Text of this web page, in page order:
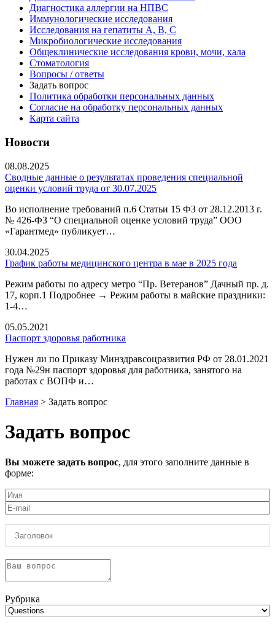
Диагностика аллергии на НПВС
Иммунологические исследования
Исследования на гепатиты А, В, С
Микробиологические исследования
Общеклинические исследования крови, мочи, кала
Стоматология
Вопросы / ответы
Задать вопрос
Политика обработки персональных данных
Согласие на обработку персональных данных
Карта сайта
Новости
08.08.2025
Сводные данные о результатах проведения специальной
оценки условий труда от 30.07.2025
Во исполнение требований п.6 Статьи 15 ФЗ от 28.12.2013 г.
№ 426-ФЗ “О специальной оценке условий труда” ООО
«Гарантмед» публикует…
30.04.2025
График работы медицинского центра в мае в 2025 года
Режим работы по адресу метро “Пр. Ветеранов” Дачный пр. д.
17, корп.1 Подробнее → Режим работы в майские праздники:
1-4…
05.05.2021
Паспорт здоровья работника
Нужен ли по Приказу Минздравсоцразвития РФ от 28.01.2021
года №29н паспорт здоровья для работника, занятого на
работах с ВОПФ и…
Главная > Задать вопрос
Задать вопрос
Вы можете задать вопрос, для этого заполните данные в
форме:
Рубрика